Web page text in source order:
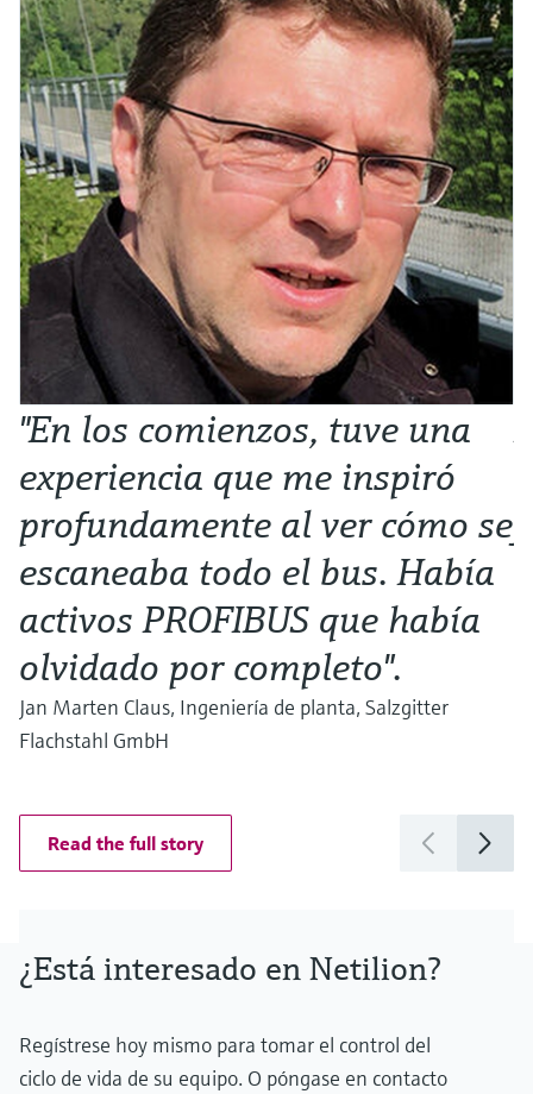
"En los comienzos, tuve una
experiencia que me inspiró
profundamente al ver cómo se
escaneaba todo el bus. Había
activos PROFIBUS que había
olvidado por completo".
Jan Marten Claus, Ingeniería de planta, Salzgitter
Flachstahl GmbH
Read the full story
¿Está interesado en Netilion?
Regístrese hoy mismo para tomar el control del
ciclo de vida de su equipo. O póngase en contacto